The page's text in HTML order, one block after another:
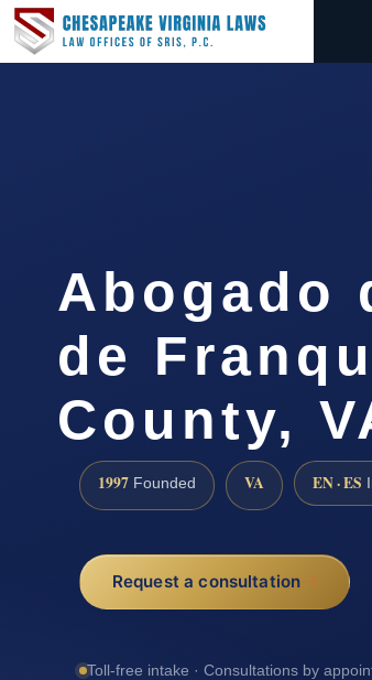
Abogado
de
County,
1997 Founded VA EN · ES
Request a consultation
Toll-free intake · Consultations by